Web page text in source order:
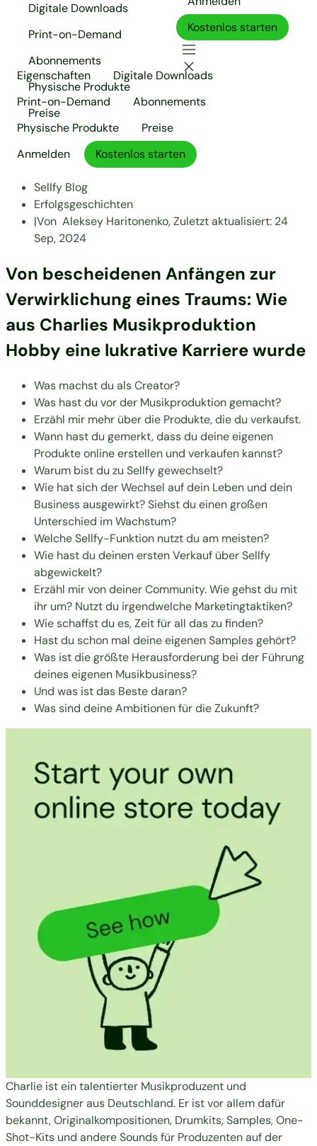
Digitale Downloads
Print-on-Demand
Abonnements
Physische Produkte
Preise
Kostenlos starten
Eigenschaften
Digitale Downloads
Print-on-Demand
Abonnements
Physische Produkte
Preise
Anmelden
Kostenlos starten
Sellfy Blog
Erfolgsgeschichten
|Von Aleksey Haritonenko,Zuletzt aktualisiert: 24
Sep, 2024
Von bescheidenen Anfängen zur
Verwirklichung eines Traums: Wie
aus Charlies Musikproduktion
Hobby eine lukrative Karriere wurde
Was machst du als Creator?
Was hast du vor der Musikproduktion gemacht?
Erzähl mir mehr über die Produkte, die du verkaufst.
Wann hast du gemerkt, dass du deine eigenen
Produkte online erstellen und verkaufen kannst?
Warum bist du zu Sellfy gewechselt?
Wie hat sich der Wechsel auf dein Leben und dein
Business ausgewirkt? Siehst du einen großen
Unterschied im Wachstum?
Welche Sellfy-Funktion nutzt du am meisten?
Wie hast du deinen ersten Verkauf über Sellfy
abgewickelt?
Erzähl mir von deiner Community. Wie gehst du mit
ihr um? Nutzt du irgendwelche Marketingtaktiken?
Wie schaffst du es, Zeit für all das zu finden?
Hast du schon mal deine eigenen Samples gehört?
Was ist die größte Herausforderung bei der Führung
deines eigenen Musikbusiness?
Und was ist das Beste daran?
Was sind deine Ambitionen für die Zukunft?
Charlie ist ein talentierter Musikproduzent und
Sounddesigner aus Deutschland. Er ist vor allem dafür
bekannt, Originalkompositionen, Drumkits, Samples, One-
Shot-Kits und andere Sounds für Produzenten auf der